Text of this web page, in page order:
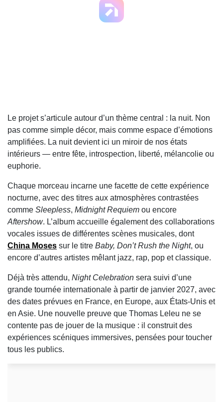
Le projet s’articule autour d’un thème central : la nuit. Non
pas comme simple décor, mais comme espace d’émotions
amplifiées. La nuit devient ici un miroir de nos états
intérieurs — entre fête, introspection, liberté, mélancolie ou
euphorie.
Chaque morceau incarne une facette de cette expérience
nocturne, avec des titres aux atmosphères contrastées
comme Sleepless, Midnight Requiem ou encore
Aftershow. L’album accueille également des collaborations
vocales issues de différentes scènes musicales, dont
China Moses sur le titre Baby, Don’t Rush the Night, ou
encore d’autres artistes mêlant jazz, rap, pop et classique.
Déjà très attendu, Night Celebration sera suivi d’une
grande tournée internationale à partir de janvier 2027, avec
des dates prévues en France, en Europe, aux États-Unis et
en Asie. Une nouvelle preuve que Thomas Leleu ne se
contente pas de jouer de la musique : il construit des
expériences scéniques immersives, pensées pour toucher
tous les publics.